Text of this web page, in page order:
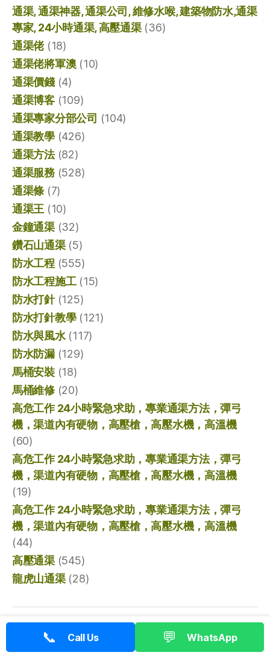
通渠, 通渠神器, 通渠公司, 維修水喉, 建築物防水,通渠
專家, 24小時通渠, 高壓通渠(36)
通渠佬(18)
通渠佬將軍澳(10)
通渠價錢(4)
通渠博客(109)
通渠專家分部公司 (104)
通渠教學(426)
通渠方法(82)
通渠服務(528)
通渠條 (7)
通渠王 (10)
金鐘通渠(32)
鑽石山通渠(5)
防水工程(555)
防水工程施工(15)
防水打針(125)
防水打針教學(121)
防水與風水(117)
防水防漏(129)
馬桶安裝(18)
馬桶維修(20)
高危工作 24小時緊急求助，專業通渠方法，彈弓
機，渠道內有硬物，高壓槍，高壓水機，高溫機
(60)
高危工作 24小時緊急求助，專業通渠方法，彈弓
機，渠道內有硬物，高壓槍，高壓水機，高溫機
(19)
高危工作 24小時緊急求助，專業通渠方法，彈弓
機，渠道內有硬物，高壓槍，高壓水機，高溫機
(44)
高壓通渠(545)
龍虎山通渠(28)
© 2026 香港通渠專家
📞 Call Us 💬 WhatsApp